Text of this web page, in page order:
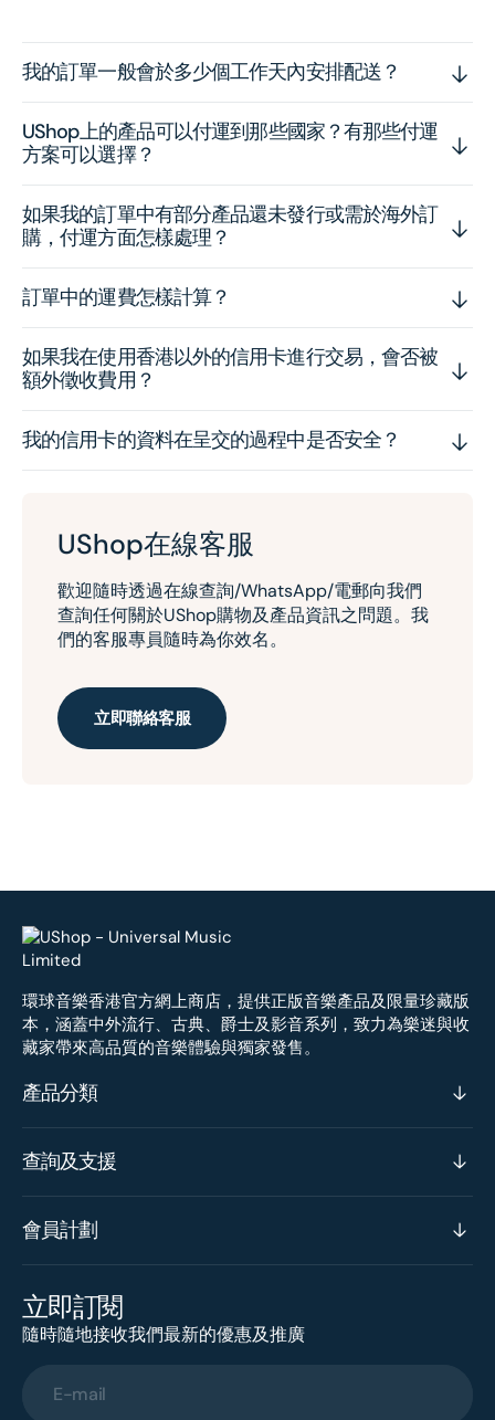
我的訂單一般會於多少個工作天內安排配送？
UShop上的產品可以付運到那些國家？有那些付運
方案可以選擇？
如果我的訂單中有部分產品還未發行或需於海外訂
購，付運方面怎樣處理？
訂單中的運費怎樣計算？
如果我在使用香港以外的信用卡進行交易，會否被
額外徵收費用？
我的信用卡的資料在呈交的過程中是否安全？
UShop在線客服
歡迎隨時透過在線查詢/WhatsApp/電郵向我們
查詢任何關於UShop購物及產品資訊之問題。我
們的客服專員隨時為你效名。
立即聯絡客服
環球音樂香港官方網上商店，提供正版音樂產品及限量珍藏版
本，涵蓋中外流行、古典、爵士及影音系列，致力為樂迷與收
藏家帶來高品質的音樂體驗與獨家發售。
產品分類
查詢及支援
會員計劃
立即訂閱
隨時隨地接收我們最新的優惠及推廣
E-mail